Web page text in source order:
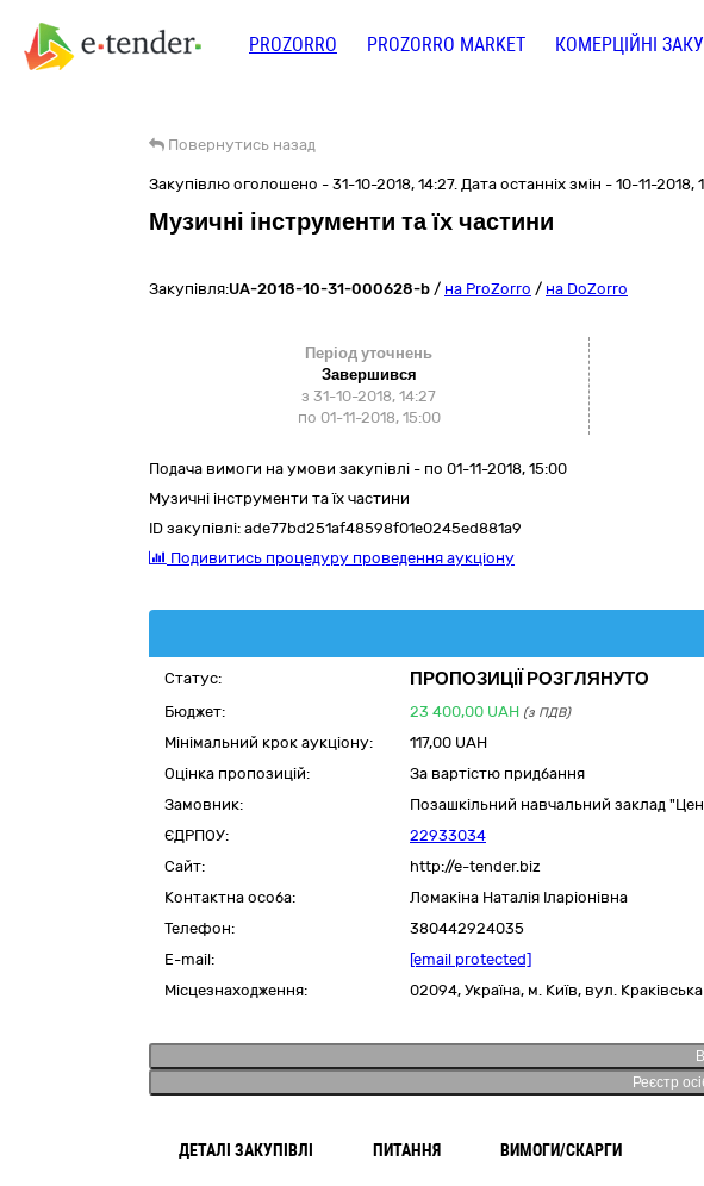
PROZORRO PROZORRO MARKET КОМЕРЦІЙНІ
Повернутись назад
Закупівлю оголошено - 31-10-2018, 14:27. Дата останніх змін - 10-11-2018,
Музичні інструменти та їх частини
Закупівля:UA-2018-10-31-000628-b / на ProZorro / на DoZorro
Період уточнень
Завершився
з 31-10-2018, 14:27
по 01-11-2018, 15:00
Подача вимоги на умови закупівлі - по 01-11-2018, 15:00
Музичні інструменти та їх частини
ID закупівлі: ade77bd251af48598f01e0245ed881a9
Подивитись процедуру проведення аукціону
Статус: ПРОПОЗИЦІЇ РОЗГЛЯНУТО
Бюджет: 23 400,00 UAH (з ПДВ)
Мінімальний крок аукціону:
117,00 UAH
Оцінка пропозицій:
За вартістю придбання
Замовник:
Позашкільний навчальний заклад
ЄДРПОУ:
22933034
Сайт:
http://e-tender.biz
Контактна особа:
Ломакіна Наталія Іларіонівна
Телефон:
380442924035
E-mail:
[email protected]
Місцезнаходження:
02094, Україна, м. Київ, вул.
Реєстр
ДЕТАЛІ ЗАКУПІВЛІ ПИТАННЯ ВИМОГИ/СКАРГИ